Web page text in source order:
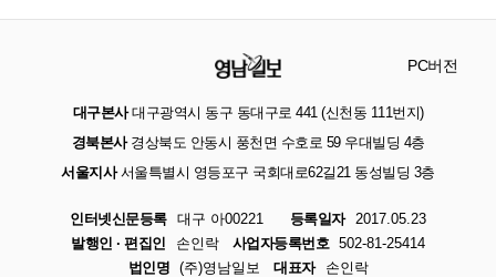
PC버전
대구본사대구광역시 동구 동대구로 441 (신천동 111번지)
경북본사경상북도 안동시 풍천면 수호로 59 우대빌딩 4층
서울지사서울특별시 영등포구 국회대로62길21 동성빌딩 3층
인터넷신문등록 대구 아00221 등록일자
2017.05.23
발행인 · 편집인
손인락 사업자등록번호 502-81-25414
법인명 (주)영남일보 대표자 손인락